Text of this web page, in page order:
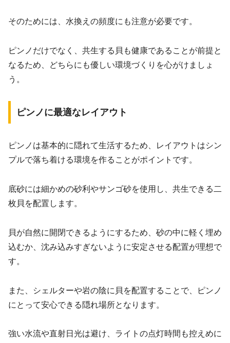
そのためには、水換えの頻度にも注意が必要です。
ピンノだけでなく、共生する貝も健康であることが前提と
なるため、どちらにも優しい環境づくりを心がけましょ
う。
ピンノに最適なレイアウト
ピンノは基本的に隠れて生活するため、レイアウトはシン
プルで落ち着ける環境を作ることがポイントです。
底砂には細かめの砂利やサンゴ砂を使用し、共生できる二
枚貝を配置します。
貝が自然に開閉できるようにするため、砂の中に軽く埋め
込むか、沈み込みすぎないように安定させる配置が理想で
す。
また、シェルターや岩の陰に貝を配置することで、ピンノ
にとって安心できる隠れ場所となります。
強い水流や直射日光は避け、ライトの点灯時間も控えめに